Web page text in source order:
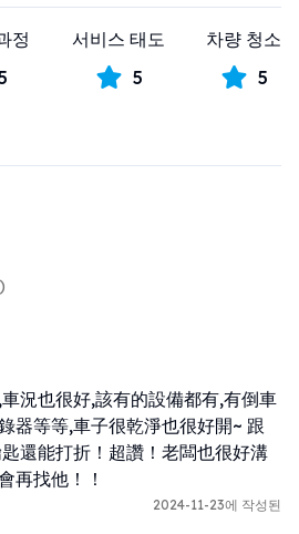
정
서비스 태도
5
차량 청소
5
況也很好,該有的設備都有,有倒車
器等等,車子很乾淨也很好開~ 跟
還能打折！超讚！老闆也很好溝
再找他！！
2024-11-23에 작성된